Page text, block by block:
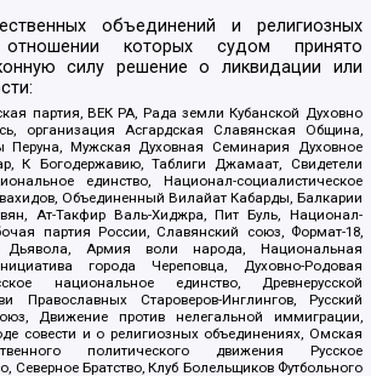
объединений и религиозных
которых судом принято
силу решение о ликвидации или
партия, ВЕК РА, Рада земли Кубанской Духовно
организация Асгардская Славянская Община,
Мужская Духовная Семинария Духовное
К Богодержавию, Таблиги Джамаат, Свидетели
единство, Национал-социалистическое
Объединенный Вилайат Кабарды, Балкарии
Ат-Такфир Валь-Хиджра, Пит Буль, Национал-
партия России, Славянский союз, Формат-18,
Дьявола, Армия воли народа, Национальная
города Череповца, Духовно-Родовая
национальное единство, Древнерусской
Православных Староверов-Инглингов, Русский
Движение против нелегальной иммиграции,
совести и о религиозных объединениях, Омская
политического движения Русское
Северное Братство, Клуб Болельщиков Футбольного